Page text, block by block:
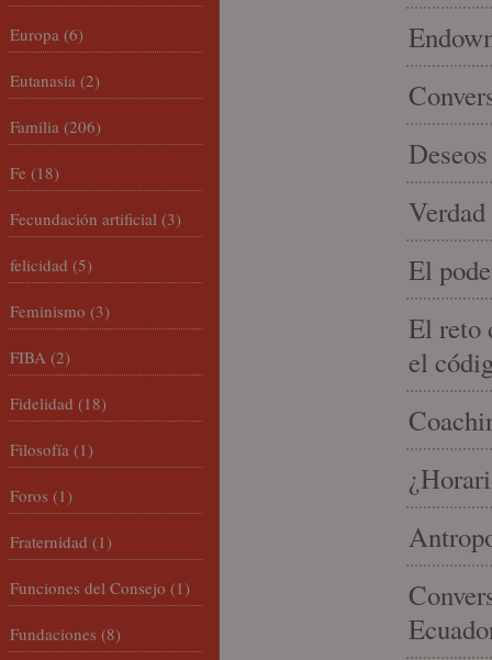
El
El reto
el
Europa (6)
Eutanasia (2)
Familia (206)
Fe (18)
Fecundación artificial (3)
felicidad (5)
Feminismo (3)
FIBA (2)
Fidelidad (18)
Filosofía (1)
Foros (1)
Fraternidad (1)
Funciones del Consejo (1)
Fundaciones (8)